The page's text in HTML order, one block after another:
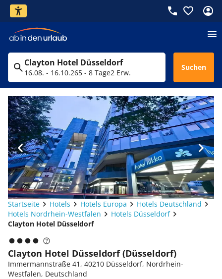
Clayton Hotel Düsseldorf
16.08. - 16.10.265 - 8 Tage2 Erw.
Suchen
Startseite Hotels Hotels Europa
Hotels Deutschland
Hotels Nordrhein-Westfalen
Hotels Düsseldorf
Clayton Hotel Düsseldorf
Clayton Hotel Düsseldorf (Düsseldorf)
Immermannstraße 41, 40210 Düsseldorf, Nordrhein-
Westfalen, Deutschland